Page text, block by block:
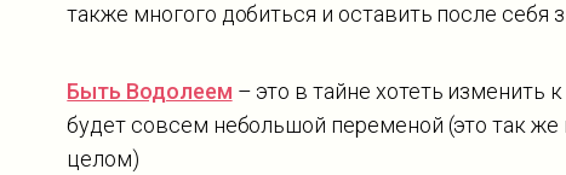
также многого добиться и оставить после себя
Быть Водолеем – это в тайне хотеть изменить
будет совсем небольшой переменой (это так же
целом)